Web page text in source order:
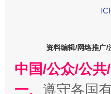
东山县通报“牛蛙产品抗生
资料编辑/网络推广/
中国/公众/公
一、 遵守各国